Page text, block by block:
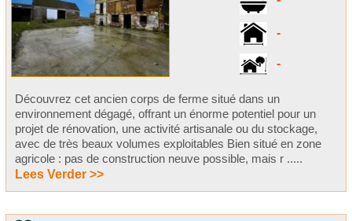
-
-
Découvrez cet ancien corps de ferme situé dans un
environnement dégagé, offrant un énorme potentiel pour un
projet de rénovation, une activité artisanale ou du stockage,
avec de très beaux volumes exploitables Bien situé en zone
agricole : pas de construction neuve possible, mais r .....
Lees Verder >>